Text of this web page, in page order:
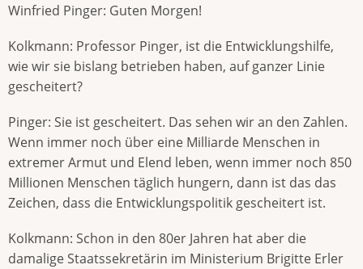
Winfried Pinger: Guten Morgen!
Kolkmann: Professor Pinger, ist die Entwicklungshilfe,
wie wir sie bislang betrieben haben, auf ganzer Linie
gescheitert?
Pinger: Sie ist gescheitert. Das sehen wir an den Zahlen.
Wenn immer noch über eine Milliarde Menschen in
extremer Armut und Elend leben, wenn immer noch 850
Millionen Menschen täglich hungern, dann ist das das
Zeichen, dass die Entwicklungspolitik gescheitert ist.
Kolkmann: Schon in den 80er Jahren hat aber die
damalige Staatssekretärin im Ministerium Brigitte Erler